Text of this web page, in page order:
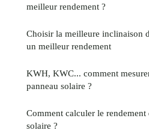
meilleur rendement ?
Choisir la meilleure inclinaison
un meilleur rendement
KWH, KWC... comment
panneau solaire ?
Comment calculer le
solaire ?